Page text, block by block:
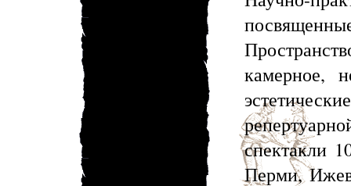
камерное,
спектакли
Перми,